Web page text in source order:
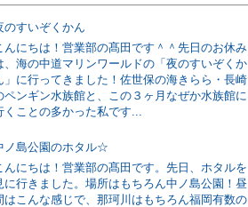
のすいぞくかん
んにちは！営業部の髙田です＾＾先日のお休み
、海の中道マリンワールドの「夜のすいぞくか
」に行ってきました！佐世保の海きらら・長崎
ペンギン水族館と、この３ヶ月なぜか水族館に
くことの多かった私です...
ノ島公園のホタル☆
んにちは！営業部の髙田です。先日、ホタルを
に行きました。場所はもちろん中ノ島公園！昼
はこんな感じで、那珂川はもちろん福岡有数の